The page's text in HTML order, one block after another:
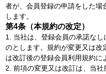
者が、会員登録の申請をした場
します。
第4条（本規約の改定）
1. 当社は、登録会員の承諾な
のとします。規約が変更又は改
は改訂後の登録会員利用規約に
2. 前項の変更又は改訂は、当